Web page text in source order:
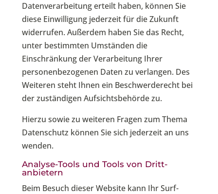
Datenverarbeitung erteilt haben, können Sie
diese Einwilligung jederzeit für die Zukunft
widerrufen. Außerdem haben Sie das Recht,
unter bestimmten Umständen die
Einschränkung der Verarbeitung Ihrer
personenbezogenen Daten zu verlangen. Des
Weiteren steht Ihnen ein Beschwerderecht bei
der zuständigen Aufsichtsbehörde zu.
Hierzu sowie zu weiteren Fragen zum Thema
Datenschutz können Sie sich jederzeit an uns
wenden.
Analyse-Tools und Tools von Dritt­
anbietern
Beim Besuch dieser Website kann Ihr Surf-